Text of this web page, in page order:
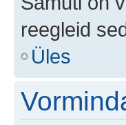
reegleid
Üles